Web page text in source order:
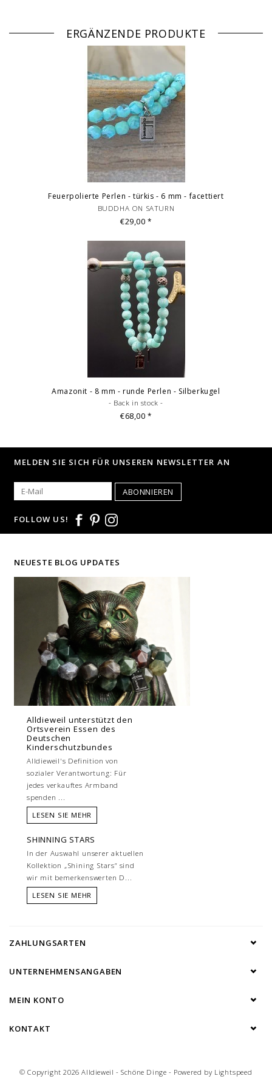
ERGÄNZENDE PRODUKTE
Feuerpolierte Perlen - türkis - 6 mm - facettiert
BUDDHA ON SATURN
€29,00*
Amazonit - 8 mm - runde Perlen - Silberkugel
- Back in stock -
€68,00*
MELDEN SIE SICH FÜR UNSEREN NEWSLETTER AN
ABONNIEREN
FOLLOW US!
NEUESTE BLOG UPDATES
Alldieweil unterstützt den
Ortsverein Essen des
Deutschen
Kinderschutzbundes
Alldieweil's Definition von
sozialer Verantwortung: Für
jedes verkauftes Armband
spenden ...
LESEN SIE MEHR
SHINNING STARS
In der Auswahl unserer aktuellen
Kollektion „Shining Stars“ sind
wir mit bemerkenswerten D...
LESEN SIE MEHR
ZAHLUNGSARTEN
UNTERNEHMENSANGABEN
MEIN KONTO
KONTAKT
© Copyright 2026 Alldieweil - Schöne Dinge - Powered by Lightspeed